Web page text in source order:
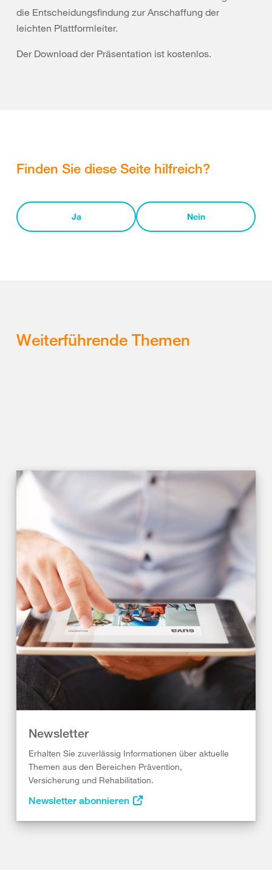
die Entscheidungsfindung zur Anschaffung der
leichten Plattformleiter.
Der Download der Präsentation ist kostenlos.
Finden Sie diese Seite hilfreich?
Ja Nein
Weiterführende Themen
Newsletter
Erhalten Sie zuverlässig Informationen über aktuelle
Themen aus den Bereichen Prävention,
Versicherung und Rehabilitation.
Newsletter abonnieren